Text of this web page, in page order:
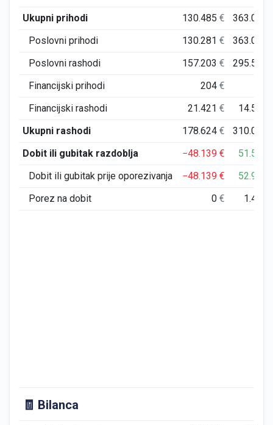
Ukupni prihodi
130.485€ 363.042
Poslovni prihodi
130.281€ 363.041
Poslovni rashodi
157.203€ 295.514
Financijski prihodi
204€
Financijski rashodi
21.421€ 14.538
Ukupni rashodi
178.624€ 310.051
Dobit ili gubitak razdoblja
−48.139€ 51.501
Dobit ili gubitak prije oporezivanja
−48.139€ 52.991
Porez na dobit
0€ 1.489
🧾 Bilanca